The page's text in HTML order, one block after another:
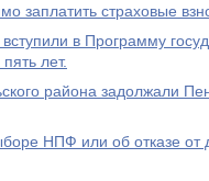
заплатить страховые
в Программу
лет.
района задолжали
НПФ или об отказе